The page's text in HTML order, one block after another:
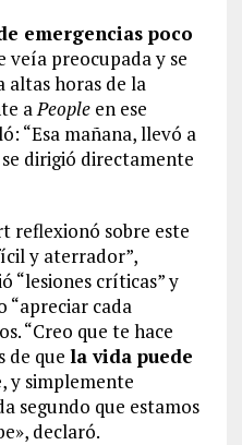
emergencias poco
veía preocupada y se
altas horas de la
a People en ese
“Esa mañana, llevó a
dirigió directamente
reflexionó sobre este
y aterrador”,
“lesiones críticas” y
“apreciar cada
“Creo que te hace
de que la vida puede
, y simplemente
segundo que estamos
declaró.